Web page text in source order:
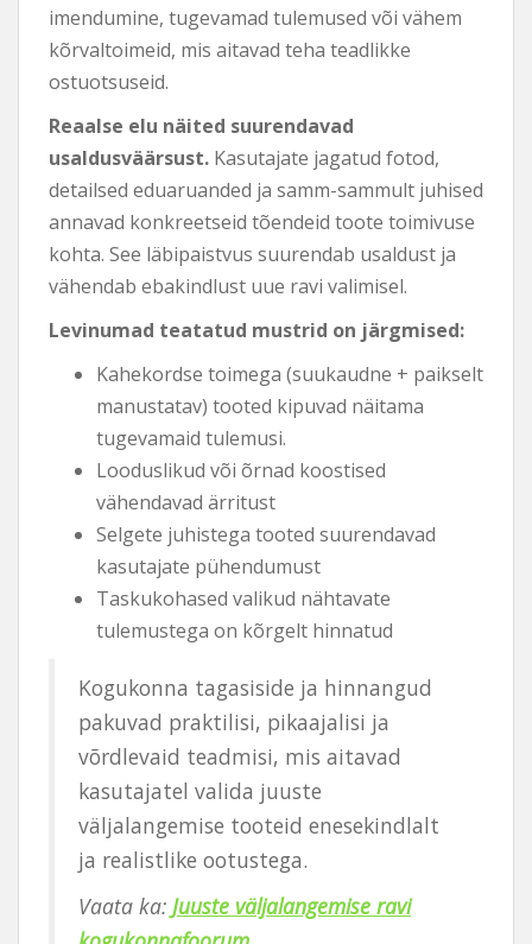
imendumine, tugevamad tulemused või vähem
kõrvaltoimeid, mis aitavad teha teadlikke
ostuotsuseid.
Reaalse elu näited suurendavad
usaldusväärsust. Kasutajate jagatud fotod,
detailsed eduaruanded ja samm-sammult juhised
annavad konkreetseid tõendeid toote toimivuse
kohta. See läbipaistvus suurendab usaldust ja
vähendab ebakindlust uue ravi valimisel.
Levinumad teatatud mustrid on järgmised:
Kahekordse toimega (suukaudne + paikselt
manustatav) tooted kipuvad näitama
tugevamaid tulemusi.
Looduslikud või õrnad koostised
vähendavad ärritust
Selgete juhistega tooted suurendavad
kasutajate pühendumust
Taskukohased valikud nähtavate
tulemustega on kõrgelt hinnatud
Kogukonna tagasiside ja hinnangud
pakuvad praktilisi, pikaajalisi ja
võrdlevaid teadmisi, mis aitavad
kasutajatel valida juuste
väljalangemise tooteid enesekindlalt
ja realistlike ootustega.
Vaata ka: Juuste väljalangemise ravi